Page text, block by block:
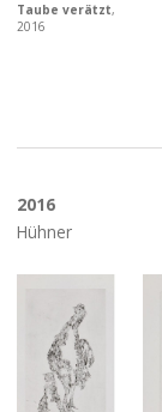
Taube verätzt,
2016
2016
Hühner